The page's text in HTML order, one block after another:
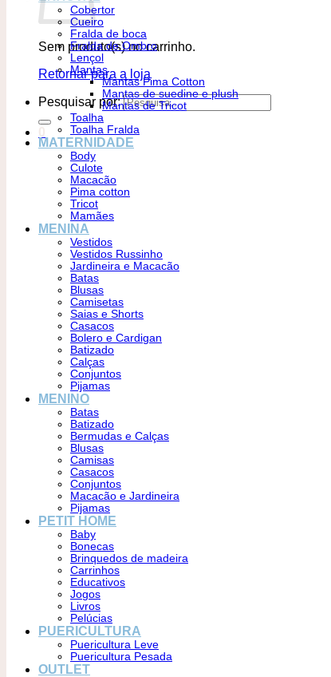
Sem produto(s) no carrinho.
Retornar para a loja
Pesquisar por:
Cobertor
Cueiro
Fralda de boca
Fralda de Ombro
Lençol
Mantas
Mantas Pima Cotton
Mantas de suedine e plush
Mantas de Tricot
Toalha
Toalha Fralda
MATERNIDADE
Body
Culote
Macacão
Pima cotton
Tricot
Mamães
MENINA
Vestidos
Vestidos Russinho
Jardineira e Macacão
Batas
Blusas
Camisetas
Saias e Shorts
Casacos
Bolero e Cardigan
Batizado
Calças
Conjuntos
Pijamas
MENINO
Batas
Batizado
Bermudas e Calças
Blusas
Camisas
Casacos
Conjuntos
Macacão e Jardineira
Pijamas
PETIT HOME
Baby
Bonecas
Brinquedos de madeira
Carrinhos
Educativos
Jogos
Livros
Pelúcias
PUERICULTURA
Puericultura Leve
Puericultura Pesada
OUTLET